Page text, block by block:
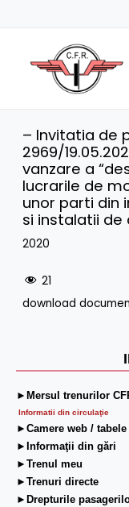
►Mersul trenurilor
Informatii din circulaţie
►Camere web /
►Informaţii din gări
►Trenul meu
►Trenuri directe
►Drepturile
– Invitatia de
2969/
vanzare a
lucrarile de
unor parti din
si instalatii
2020
21
download